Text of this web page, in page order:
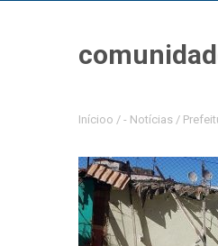
Inícioo / - Notícias /